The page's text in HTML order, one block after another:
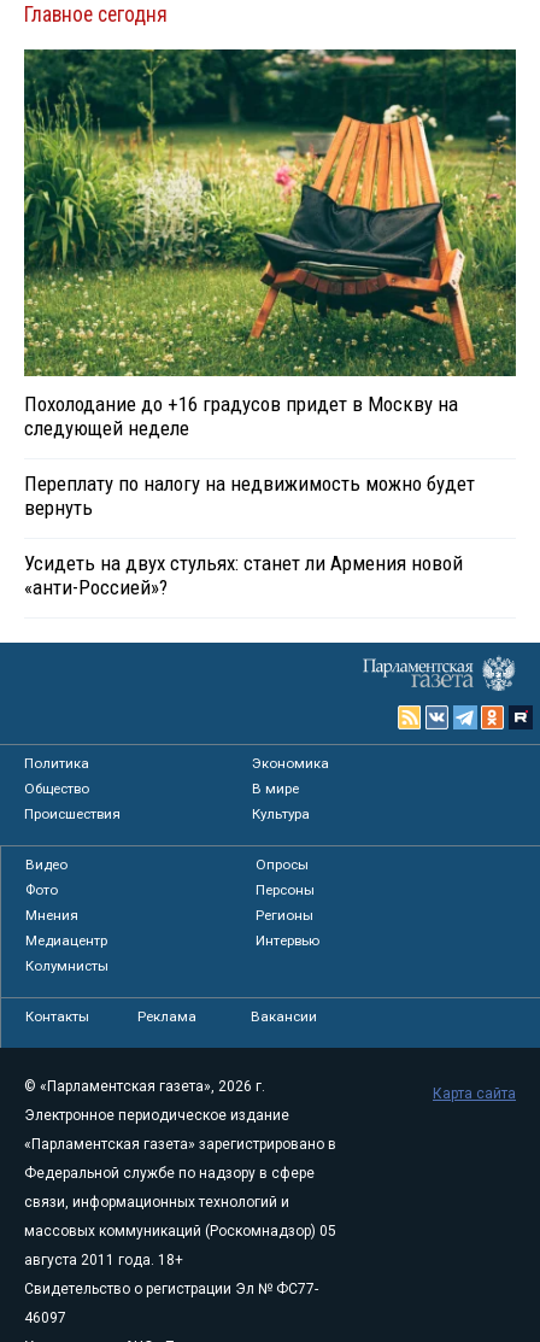
Главное сегодня
Похолодание до +16 градусов придет в Москву на
следующей неделе
Переплату по налогу на недвижимость можно будет
вернуть
Усидеть на двух стульях: станет ли Армения новой
«анти-Россией»?
Политика
Экономика
Общество
В мире
Происшествия
Культура
Видео
Опросы
Фото
Персоны
Мнения
Регионы
Медиацентр
Интервью
Колумнисты
Контакты Реклама Вакансии
© «Парламентская газета», 2026 г.
Электронное периодическое издание
«Парламентская газета» зарегистрировано в
Федеральной службе по надзору в сфере
связи, информационных технологий и
массовых коммуникаций (Роскомнадзор) 05
августа 2011 года. 18+
Свидетельство о регистрации Эл № ФС77-
46097
Карта сайта